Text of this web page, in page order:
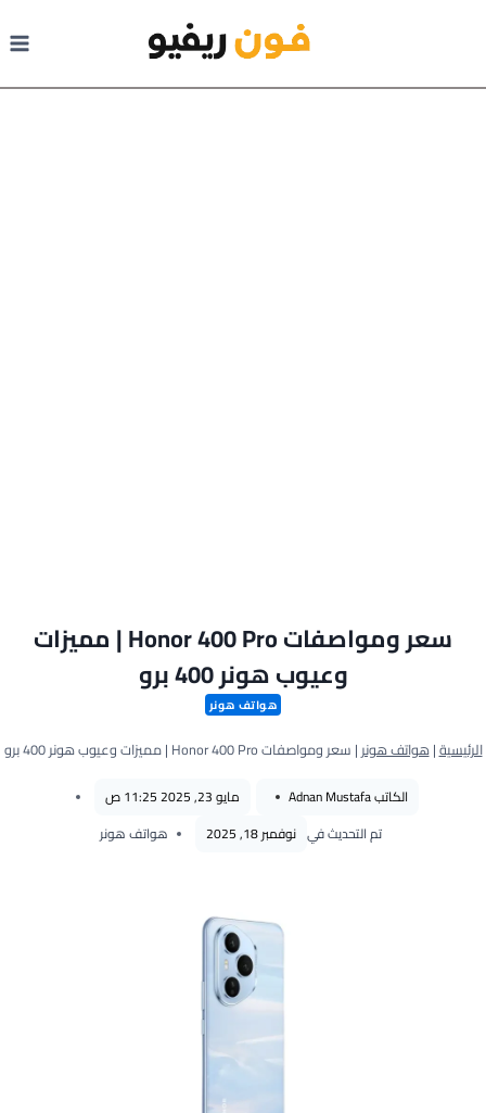
سعر ومواصفات Honor 400 Pro | مميزات
وعيوب هونر 400 برو
هواتف هونر
الرئيسية|هواتف هونر | سعر ومواصفات Honor 400 Pro | مميزات وعيوب هونر 400 برو
الكاتبAdnan Mustafa
مايو 23, 2025 11:25 ص
تم التحديث في نوفمبر 18, 2025 هواتف هونر